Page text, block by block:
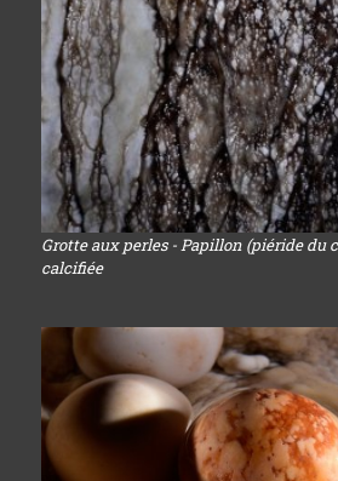
Grotte aux perles - Papillon (piéride du
calcifiée